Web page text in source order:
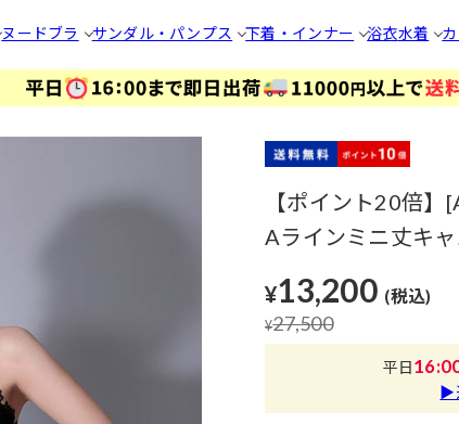
ヌードブラ サンダル・パンプス 下着・インナー 浴衣水着
【ポイント20倍
Aラインミニ丈キ
¥13,200 (税込)
¥27,500
平日
▶